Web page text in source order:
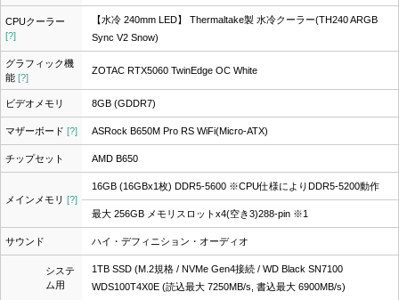
CPUクーラー
[?]
【水冷 240mm LED】 Thermaltake製 水冷クーラー(TH240 ARGB
Sync V2 Snow)
グラフィック機
能 [?]
ZOTAC RTX5060 TwinEdge OC White
ビデオメモリ 8GB (GDDR7)
マザーボード [?] ASRock B650M Pro RS WiFi(Micro-ATX)
チップセット AMD B650
メインメモリ [?]
16GB (16GBx1枚) DDR5-5600 ※CPU仕様によりDDR5-5200動作
最大 256GB メモリスロットx4(空き3)288-pin ※1
サウンド ハイ・デフィニション・オーディオ
システ
ム用
1TB SSD (M.2規格 / NVMe Gen4接続 / WD Black SN7100
WDS100T4X0E (読込最大 7250MB/s, 書込最大 6900MB/s)